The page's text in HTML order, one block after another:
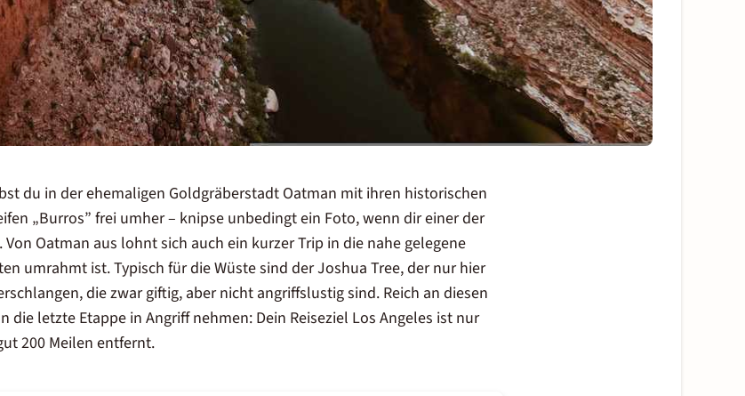
du in der ehemaligen Goldgräberstadt Oatman mit ihren historischen
„Burros” frei umher – knipse unbedingt ein Foto, wenn dir einer der
Oatman aus lohnt sich auch ein kurzer Trip in die nahe gelegene
umrahmt ist. Typisch für die Wüste sind der Joshua Tree, der nur hier
die zwar giftig, aber nicht angriffslustig sind. Reich an diesen
die letzte Etappe in Angriff nehmen: Dein Reiseziel Los Angeles ist nur
200 Meilen entfernt.